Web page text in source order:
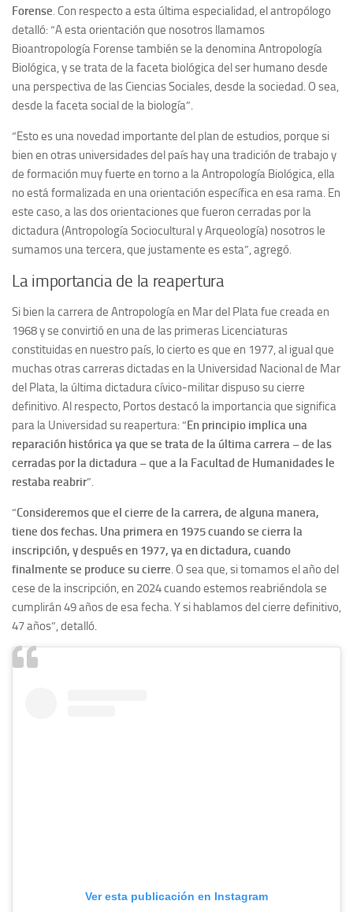
Forense. Con respecto a esta última especialidad, el antropólogo
detalló: “A esta orientación que nosotros llamamos
Bioantropología Forense también se la denomina Antropología
Biológica, y se trata de la faceta biológica del ser humano desde
una perspectiva de las Ciencias Sociales, desde la sociedad. O sea,
desde la faceta social de la biología”.
“Esto es una novedad importante del plan de estudios, porque si
bien en otras universidades del país hay una tradición de trabajo y
de formación muy fuerte en torno a la Antropología Biológica, ella
no está formalizada en una orientación específica en esa rama. En
este caso, a las dos orientaciones que fueron cerradas por la
dictadura (Antropología Sociocultural y Arqueología) nosotros le
sumamos una tercera, que justamente es esta”, agregó.
La importancia de la reapertura
Si bien la carrera de Antropología en Mar del Plata fue creada en
1968 y se convirtió en una de las primeras Licenciaturas
constituidas en nuestro país, lo cierto es que en 1977, al igual que
muchas otras carreras dictadas en la Universidad Nacional de Mar
del Plata, la última dictadura cívico-militar dispuso su cierre
definitivo. Al respecto, Portos destacó la importancia que significa
para la Universidad su reapertura: “En principio implica una
reparación histórica ya que se trata de la última carrera – de las
cerradas por la dictadura – que a la Facultad de Humanidades le
restaba reabrir”.
“Consideremos que el cierre de la carrera, de alguna manera,
tiene dos fechas. Una primera en 1975 cuando se cierra la
inscripción, y después en 1977, ya en dictadura, cuando
finalmente se produce su cierre. O sea que, si tomamos el año del
cese de la inscripción, en 2024 cuando estemos reabriéndola se
cumplirán 49 años de esa fecha. Y si hablamos del cierre definitivo,
47 años”, detalló.
Ver esta publicación en Instagram